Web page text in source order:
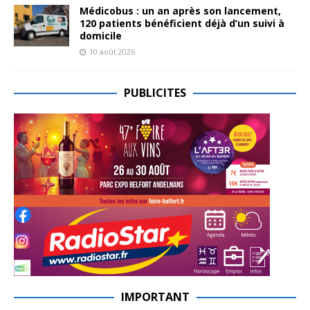
Médicobus : un an après son lancement,
120 patients bénéficient déjà d’un suivi à
domicile
10 août 2026
PUBLICITES
IMPORTANT